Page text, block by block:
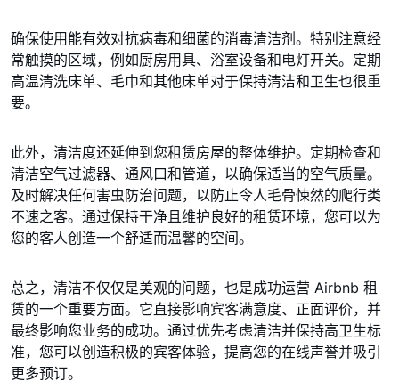
确保使用能有效对抗病毒和细菌的消毒清洁剂。特别注意经
常触摸的区域，例如厨房用具、浴室设备和电灯开关。定期
高温清洗床单、毛巾和其他床单对于保持清洁和卫生也很重
要。
此外，清洁度还延伸到您租赁房屋的整体维护。定期检查和
清洁空气过滤器、通风口和管道，以确保适当的空气质量。
及时解决任何害虫防治问题，以防止令人毛骨悚然的爬行类
不速之客。通过保持干净且维护良好的租赁环境，您可以为
您的客人创造一个舒适而温馨的空间。
总之，清洁不仅仅是美观的问题，也是成功运营 Airbnb 租
赁的一个重要方面。它直接影响宾客满意度、正面评价，并
最终影响您业务的成功。通过优先考虑清洁并保持高卫生标
准，您可以创造积极的宾客体验，提高您的在线声誉并吸引
更多预订。